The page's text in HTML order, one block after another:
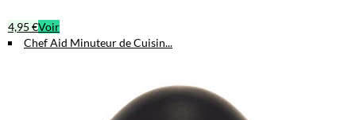
4,95 €Voir
Chef Aid Minuteur de Cuisin...